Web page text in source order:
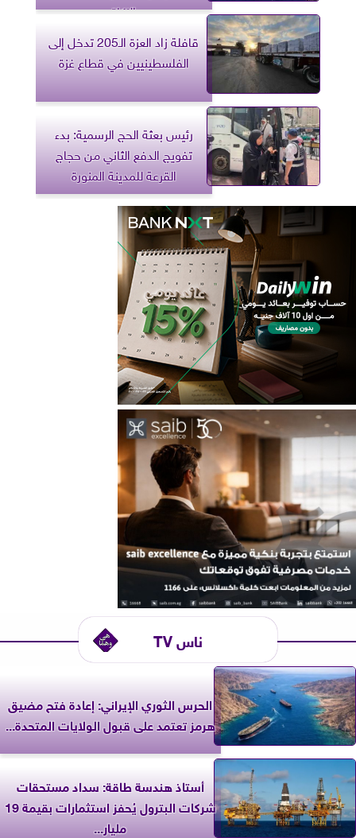
الزكاة
قافلة زاد العزة الـ205 تدخل إلى
الفلسطينيين في قطاع غزة
رئيس بعثة الحج الرسمية: بدء
تفويج الدفع الثاني من حجاج
القرعة للمدينة المنورة
ناس TV
الحرس الثوري الإيراني: إعادة فتح مضيق
هرمز تعتمد على قبول الولايات المتحدة...
أستاذ هندسة طاقة: سداد مستحقات
شركات البترول يُحفز استثمارات بقيمة 19
مليار...